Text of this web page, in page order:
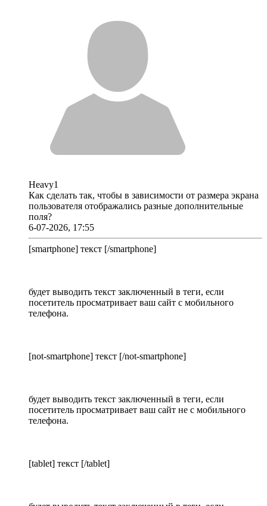
Heavy1
Как сделать так, чтобы в зависимости от размера экрана
пользователя отображались разные дополнительные
поля?
6-07-2026, 17:55
[smartphone] текст [/smartphone]
будет выводить текст заключенный в теги, если
посетитель просматривает ваш сайт с мобильного
телефона.
[not-smartphone] текст [/not-smartphone]
будет выводить текст заключенный в теги, если
посетитель просматривает ваш сайт не с мобильного
телефона.
[tablet] текст [/tablet]